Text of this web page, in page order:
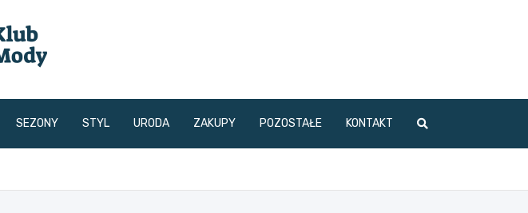
SEZONY STYL URODA ZAKUPY POZOSTAŁE KONTAKT